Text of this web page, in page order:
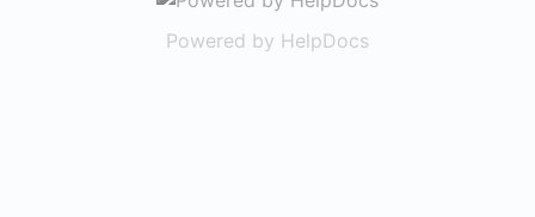
Powered by HelpDocs